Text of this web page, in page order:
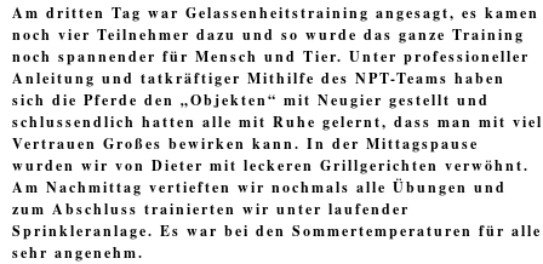
Am dritten Tag war Gelassenheitstraining angesagt, es kamen
noch vier Teilnehmer dazu und so wurde das ganze Training
noch spannender für Mensch und Tier. Unter professioneller
Anleitung und tatkräftiger Mithilfe des NPT-Teams haben
sich die Pferde den „Objekten“ mit Neugier gestellt und
schlussendlich hatten alle mit Ruhe gelernt, dass man mit viel
Vertrauen Großes bewirken kann. In der Mittagspause
wurden wir von Dieter mit leckeren Grillgerichten verwöhnt.
Am Nachmittag vertieften wir nochmals alle Übungen und
zum Abschluss trainierten wir unter laufender
Sprinkleranlage. Es war bei den Sommertemperaturen für alle
sehr angenehm.